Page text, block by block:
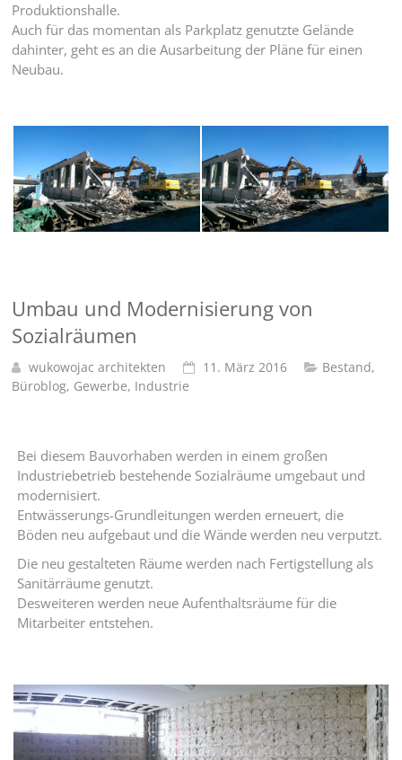
Produktionshalle.
Auch für das momentan als Parkplatz genutzte Gelände
dahinter, geht es an die Ausarbeitung der Pläne für einen
Neubau.
Umbau und Modernisierung von
Sozialräumen
wukowojac architekten 11. März 2016 Bestand,
Büroblog, Gewerbe, Industrie
Bei diesem Bauvorhaben werden in einem großen
Industriebetrieb bestehende Sozialräume umgebaut und
modernisiert.
Entwässerungs-Grundleitungen werden erneuert, die
Böden neu aufgebaut und die Wände werden neu verputzt.
Die neu gestalteten Räume werden nach Fertigstellung als
Sanitärräume genutzt.
Desweiteren werden neue Aufenthaltsräume für die
Mitarbeiter entstehen.